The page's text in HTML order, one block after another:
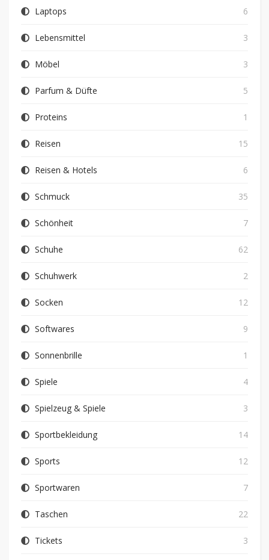
Laptops 6
Lebensmittel 3
Möbel 3
Parfum & Düfte 5
Proteins 1
Reisen 15
Reisen & Hotels 6
Schmuck 35
Schönheit 7
Schuhe 62
Schuhwerk 2
Socken 12
Softwares 9
Sonnenbrille 1
Spiele 4
Spielzeug & Spiele 3
Sportbekleidung 14
Sports 12
Sportwaren 7
Taschen 22
Tickets 3